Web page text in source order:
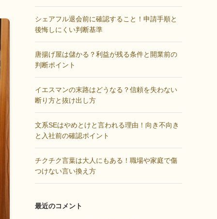
シェアフル退会前に確認すること！申請手順と
後悔しにくい判断基準
唐揚げ屋は儲かる？利益が残る条件と開業前の
判断ポイント
イエスマンの末路はどうなる？信頼を失わない
断り方と抜け出し方
文系SEはやめとけと言われる理由！向き不向き
と入社前の確認ポイント
チクチク言葉は大人にもある！職場や家庭で傷
つけない言い換え方
最近のコメント